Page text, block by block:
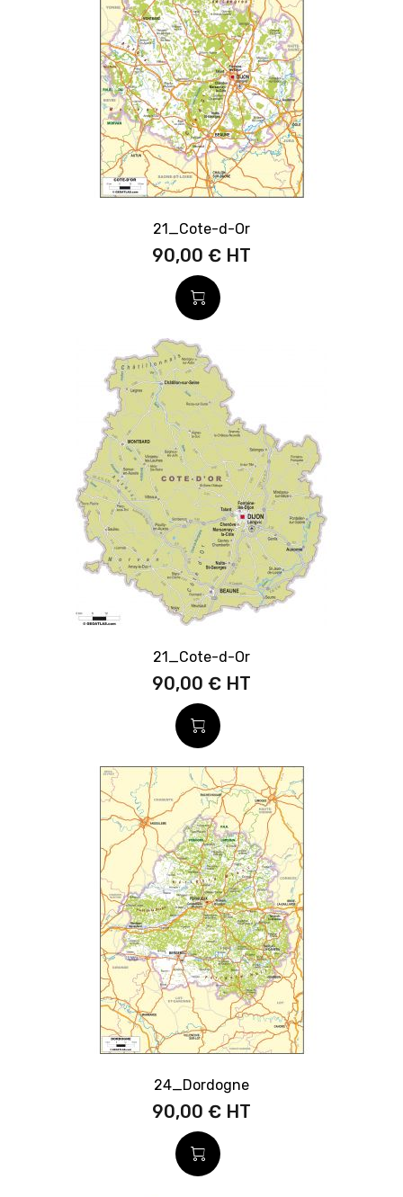
21_Cote-d-Or
90,00 €
21_Cote-d-Or
90,00 €
24_Dordogne
90,00 €